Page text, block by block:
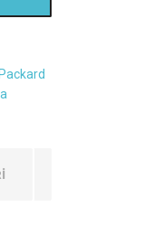
Packard